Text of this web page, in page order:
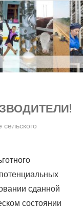
сданной
состоянии